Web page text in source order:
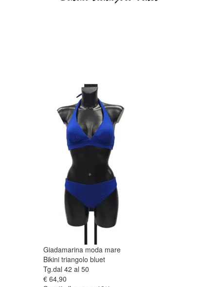
Giadamarina moda mare
Bikini triangolo bluet
Tg.dal 42 al 50
€ 64,90